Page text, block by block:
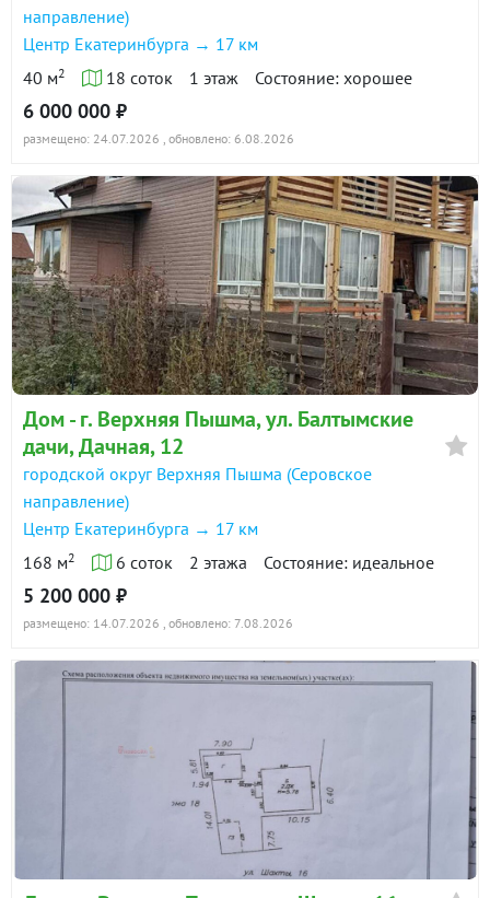
направление)
Центр Екатеринбурга → 17 км
40 м2 18 соток 1 этаж Состояние: хорошее
6 000 000 ₽
размещено: 24.07.2026 , обновлено: 6.08.2026
Дом - г. Верхняя Пышма, ул. Балтымские
дачи, Дачная, 12
городской округ Верхняя Пышма (Серовское
направление)
Центр Екатеринбурга → 17 км
168 м2 6 соток 2 этажа Состояние: идеальное
5 200 000 ₽
размещено: 14.07.2026 , обновлено: 7.08.2026